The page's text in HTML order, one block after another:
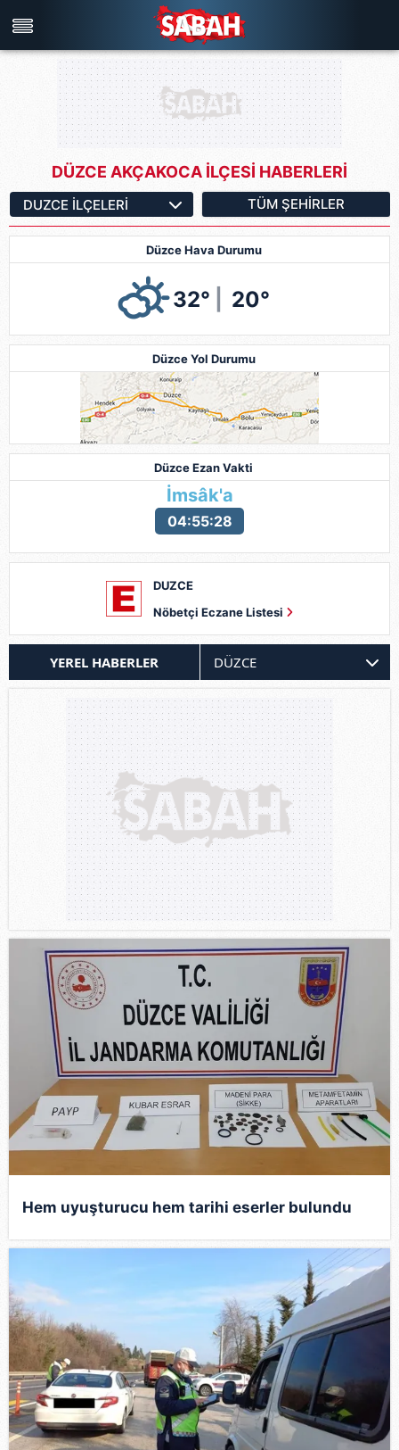
Türkiye'nin en iyi haber sitesi
DÜZCE AKÇAKOCA İLÇESİ HABERLERİ
TÜM ŞEHIRLER
Düzce Hava Durumu
32° 20°
Düzce Yol Durumu
Düzce Ezan Vakti
İmsâk'a
04:55:25
DUZCE
Nöbetçi Eczane Listesi
YEREL HABERLER
Hem uyuşturucu hem tarihi eserler bulundu